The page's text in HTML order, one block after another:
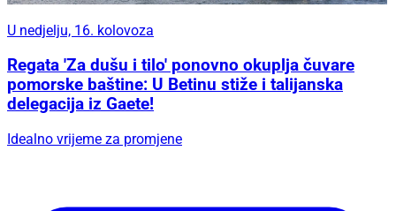
U nedjelju, 16. kolovoza
Regata 'Za dušu i tilo' ponovno okuplja čuvare
pomorske baštine: U Betinu stiže i talijanska
delegacija iz Gaete!
Idealno vrijeme za promjene